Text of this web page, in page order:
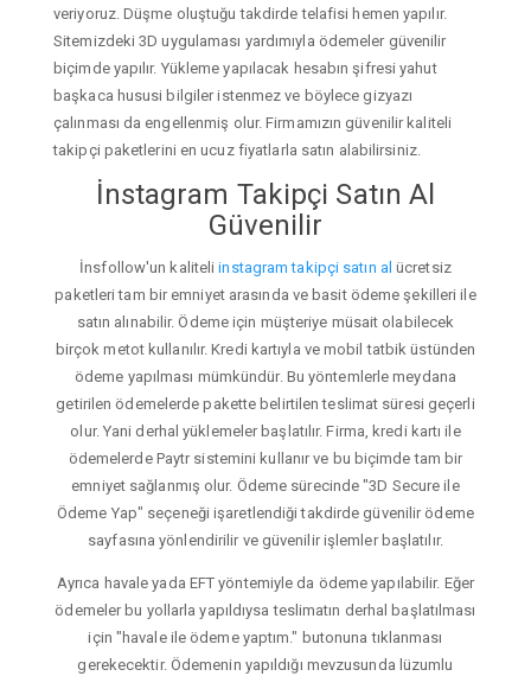
veriyoruz. Düşme oluştuğu takdirde telafisi hemen yapılır.
Sitemizdeki 3D uygulaması yardımıyla ödemeler güvenilir
biçimde yapılır. Yükleme yapılacak hesabın şifresi yahut
başkaca hususi bilgiler istenmez ve böylece gizyazı
çalınması da engellenmiş olur. Firmamızın güvenilir kaliteli
takipçi paketlerini en ucuz fiyatlarla satın alabilirsiniz.
İnstagram Takipçi Satın Al
Güvenilir
İnsfollow'un kaliteliinstagram takipçi satın al ücretsiz
paketleri tam bir emniyet arasında ve basit ödeme şekilleri ile
satın alınabilir. Ödeme için müşteriye müsait olabilecek
birçok metot kullanılır. Kredi kartıyla ve mobil tatbik üstünden
ödeme yapılması mümkündür. Bu yöntemlerle meydana
getirilen ödemelerde pakette belirtilen teslimat süresi geçerli
olur. Yani derhal yüklemeler başlatılır. Firma, kredi kartı ile
ödemelerde Paytr sistemini kullanır ve bu biçimde tam bir
emniyet sağlanmış olur. Ödeme sürecinde "3D Secure ile
Ödeme Yap" seçeneği işaretlendiği takdirde güvenilir ödeme
sayfasına yönlendirilir ve güvenilir işlemler başlatılır.
Ayrıca havale yada EFT yöntemiyle da ödeme yapılabilir. Eğer
ödemeler bu yollarla yapıldıysa teslimatın derhal başlatılması
için "havale ile ödeme yaptım." butonuna tıklanması
gerekecektir. Ödemenin yapıldığı mevzusunda lüzumlu